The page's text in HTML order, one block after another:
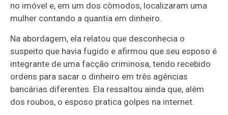
no imóvel e, em um dos cômodos, localizaram uma
mulher contando a quantia em dinheiro.
Na abordagem, ela relatou que desconhecia o
suspeito que havia fugido e afirmou que seu esposo é
integrante de uma facção criminosa, tendo recebido
ordens para sacar o dinheiro em três agências
bancárias diferentes. Ela ressaltou ainda que, além
dos roubos, o esposo pratica golpes na internet.